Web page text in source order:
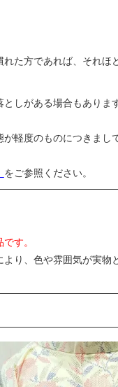
た方であれば、それほ
しがある場合もありま
軽度のものにつきまし
をご参照ください。
す。
り、色や雰囲気が実物